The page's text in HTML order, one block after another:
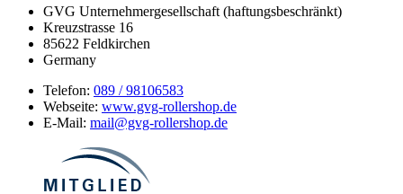
GVG Unternehmergesellschaft (haftungsbeschränkt)
Kreuzstrasse 16
85622 Feldkirchen
Germany
Telefon: 089 / 98106583
Webseite: www.gvg-rollershop.de
E-Mail: mail@gvg-rollershop.de